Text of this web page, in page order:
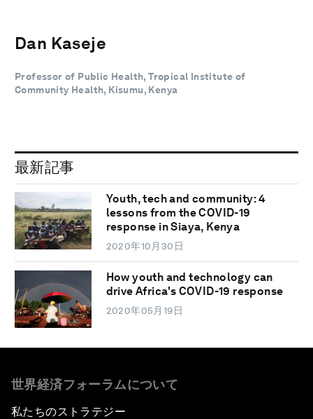
Dan Kaseje
Professor of Public Health, Tropical Institute of
Community Health, Kisumu, Kenya
最新記事
Youth, tech and community: 4
lessons from the COVID-19
response in Siaya, Kenya
2020年10月30日
How youth and technology can
drive Africa's COVID-19 response
2020年05月19日
世界経済フォーラムについて
私たちのストラテジー